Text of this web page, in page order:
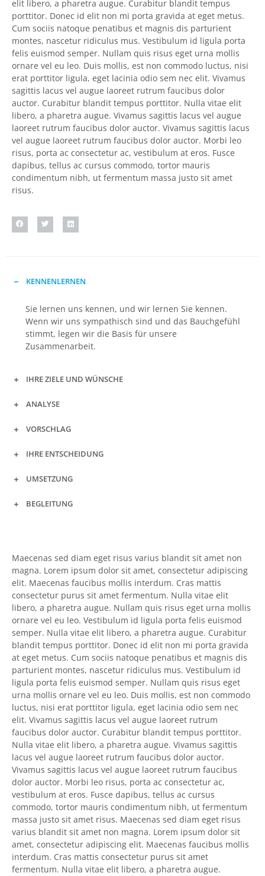
elit libero, a pharetra augue. Curabitur blandit tempus
porttitor. Donec id elit non mi porta gravida at eget metus.
Cum sociis natoque penatibus et magnis dis parturient
montes, nascetur ridiculus mus. Vestibulum id ligula porta
felis euismod semper. Nullam quis risus eget urna mollis
ornare vel eu leo. Duis mollis, est non commodo luctus, nisi
erat porttitor ligula, eget lacinia odio sem nec elit. Vivamus
sagittis lacus vel augue laoreet rutrum faucibus dolor
auctor. Curabitur blandit tempus porttitor. Nulla vitae elit
libero, a pharetra augue. Vivamus sagittis lacus vel augue
laoreet rutrum faucibus dolor auctor. Vivamus sagittis lacus
vel augue laoreet rutrum faucibus dolor auctor. Morbi leo
risus, porta ac consectetur ac, vestibulum at eros. Fusce
dapibus, tellus ac cursus commodo, tortor mauris
condimentum nibh, ut fermentum massa justo sit amet
risus.
KENNENLERNEN
Sie lernen uns kennen, und wir lernen Sie kennen.
Wenn wir uns sympathisch sind und das Bauchgefühl
stimmt, legen wir die Basis für unsere
Zusammenarbeit.
IHRE ZIELE UND WÜNSCHE
ANALYSE
VORSCHLAG
IHRE ENTSCHEIDUNG
UMSETZUNG
BEGLEITUNG
Maecenas sed diam eget risus varius blandit sit amet non
magna. Lorem ipsum dolor sit amet, consectetur adipiscing
elit. Maecenas faucibus mollis interdum. Cras mattis
consectetur purus sit amet fermentum. Nulla vitae elit
libero, a pharetra augue. Nullam quis risus eget urna mollis
ornare vel eu leo. Vestibulum id ligula porta felis euismod
semper. Nulla vitae elit libero, a pharetra augue. Curabitur
blandit tempus porttitor. Donec id elit non mi porta gravida
at eget metus. Cum sociis natoque penatibus et magnis dis
parturient montes, nascetur ridiculus mus. Vestibulum id
ligula porta felis euismod semper. Nullam quis risus eget
urna mollis ornare vel eu leo. Duis mollis, est non commodo
luctus, nisi erat porttitor ligula, eget lacinia odio sem nec
elit. Vivamus sagittis lacus vel augue laoreet rutrum
faucibus dolor auctor. Curabitur blandit tempus porttitor.
Nulla vitae elit libero, a pharetra augue. Vivamus sagittis
lacus vel augue laoreet rutrum faucibus dolor auctor.
Vivamus sagittis lacus vel augue laoreet rutrum faucibus
dolor auctor. Morbi leo risus, porta ac consectetur ac,
vestibulum at eros. Fusce dapibus, tellus ac cursus
commodo, tortor mauris condimentum nibh, ut fermentum
massa justo sit amet risus. Maecenas sed diam eget risus
varius blandit sit amet non magna. Lorem ipsum dolor sit
amet, consectetur adipiscing elit. Maecenas faucibus mollis
interdum. Cras mattis consectetur purus sit amet
fermentum. Nulla vitae elit libero, a pharetra augue.